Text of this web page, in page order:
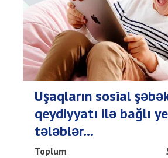
Uşaqların sosial
qeydiyyatı ilə bağlı
tələblər...
Toplum